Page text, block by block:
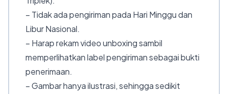
– Tidak ada pengiriman pada Hari Minggu dan
Libur Nasional.
– Harap rekam video unboxing sambil
memperlihatkan label pengiriman sebagai bukti
penerimaan.
– Gambar hanya ilustrasi, sehingga sedikit